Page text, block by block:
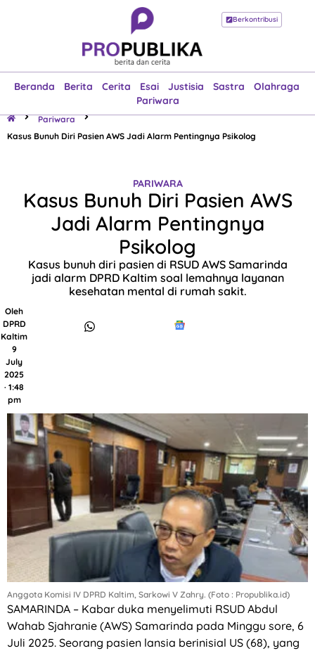
Berkontribusi
Beranda Berita Cerita Esai Justisia Sastra
Olahraga
Pariwara
Beranda
Esai
Justisia
Sastra
Olahraga
Pariwara
Pariwara
Kasus Bunuh Diri Pasien AWS Jadi Alarm Pentingnya Psikolog
PARIWARA
Kasus Bunuh Diri Pasien AWS
Jadi Alarm Pentingnya
Psikolog
Kasus bunuh diri pasien di RSUD AWS Samarinda
jadi alarm DPRD Kaltim soal lemahnya layanan
kesehatan mental di rumah sakit.
Oleh
DPRD
Kaltim
9
July
2025
· 1:48
pm
Anggota Komisi IV DPRD Kaltim, Sarkowi V Zahry. (Foto : Propublika.id)
SAMARINDA – Kabar duka menyelimuti RSUD Abdul
Wahab Sjahranie (AWS) Samarinda pada Minggu sore, 6
Juli 2025. Seorang pasien lansia berinisial US (68), yang